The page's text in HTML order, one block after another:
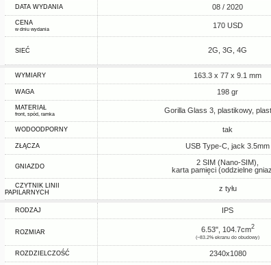
DATA WYDANIA 08 / 2020
CENA
w dniu wydania 170 USD
SIEĆ 2G, 3G, 4G
WYMIARY 163.3 x 77 x 9.1 mm
WAGA 198 gr
MATERIAŁ
front, spód, ramka Gorilla Glass 3, plastikowy,
WODOODPORNY tak
ZŁĄCZA USB Type-C, jack 3.5mm
GNIAZDO
2 SIM (Nano-SIM),
karta pamięci (oddzielne
CZYTNIK LINII
PAPILARNYCH
z tyłu
RODZAJ IPS
ROZMIAR 6.53", 104.7cm2
(~83.2% ekranu do obudowy)
ROZDZIELCZOŚĆ 2340x1080